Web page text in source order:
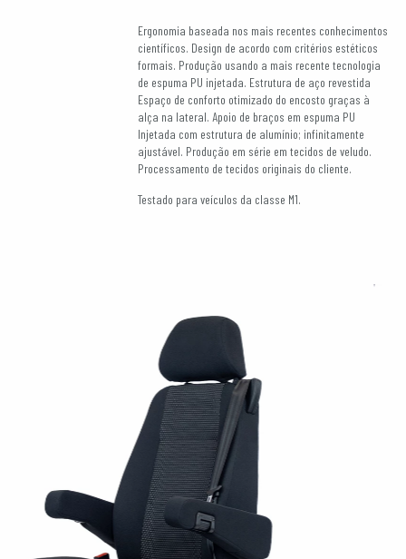
Ergonomia baseada nos mais recentes conhecimentos
científicos. Design de acordo com critérios estéticos
formais. Produção usando a mais recente tecnologia
de espuma PU injetada. Estrutura de aço revestida
Espaço de conforto otimizado do encosto graças à
alça na lateral. Apoio de braços em espuma PU
Injetada com estrutura de alumínio; infinitamente
ajustável. Produção em série em tecidos de veludo.
Processamento de tecidos originais do cliente.
Testado para veículos da classe M1.